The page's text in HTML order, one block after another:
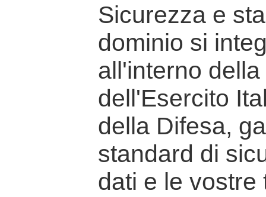
Sicurezza e
dominio si
all'interno
dell'Esercito
della Difesa,
standard di
dati e le vostre